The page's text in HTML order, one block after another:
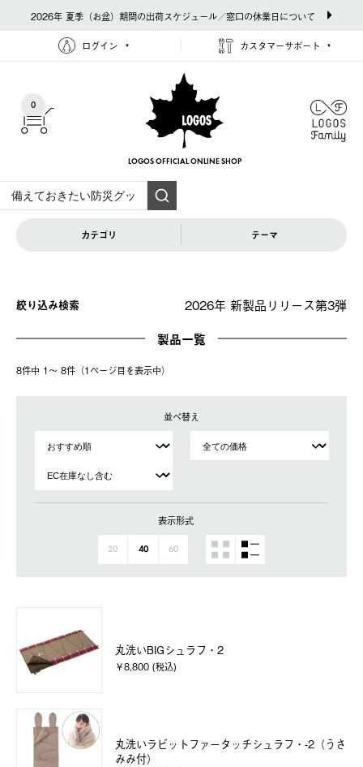
2026年 夏季（お盆）期間の出荷スケジュール／窓口の休業日について
ログイン カスタマーサポート
0
LOGOS OFFICIAL ONLINE SHOP
カテゴリ テーマ
絞り込み検索 2026年 新製品リリース第3弾
製品一覧
8件中 1〜 8件（1ページ⽬を表⽰中）
並べ替え
表示形式
20 40 60
丸洗いBIGシュラフ・2
￥8,800 (税込)
丸洗いラビットファータッチシュラフ・-2（うさ
みみ付）